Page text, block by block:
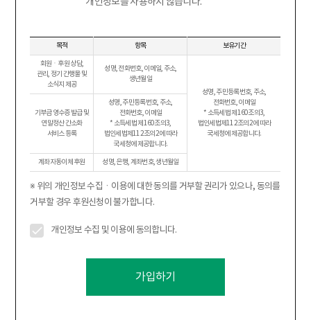
목적 항목 보유기간
회원ㆍ후원 상담,
관리, 정기 간행물 및
소식지 제공
성명, 전화번호, 이메일, 주소,
생년월일
성명, 주민등록번호, 주소,
전화번호, 이메일
* 소득세법 제160조의3,
법인세법제112조의2에 따라
국세청에 제공합니다.
기부금 영수증 발급 및
연말정산 간소화
서비스 등록
성명, 주민등록번호, 주소,
전화번호, 이메일
* 소득세법 제160조의3,
법인세법제112조의2에 따라
국세청에 제공합니다.
계좌자동이체 후원 성명, 은행, 계좌번호, 생년월일
※ 위의 개인정보 수집ㆍ이용에 대한 동의를 거부할 권리가 있으나, 동의를
거부할 경우 후원신청이 불가합니다.
개인정보 수집 및 이용에 동의합니다.
가입하기